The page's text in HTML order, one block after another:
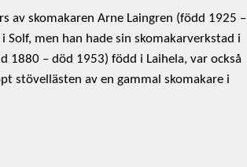
av skomakaren Arne Laingren (född 1925 –
men han hade sin skomakarverkstad i
1880 – död 1953) född i Laihela, var också
stövellästen av en gammal skomakare i